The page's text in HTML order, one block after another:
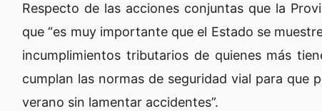
Respecto de las acciones conjuntas que la
que “es muy importante que el Estado se
incumplimientos tributarios de quienes más
cumplan las normas de seguridad vial para que
verano sin lamentar accidentes”.